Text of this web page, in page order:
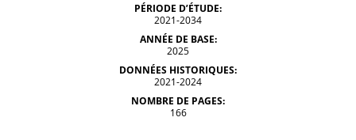
PÉRIODE D’ÉTUDE:
2021-2034
ANNÉE DE BASE:
2025
DONNÉES HISTORIQUES:
2021-2024
NOMBRE DE PAGES:
166